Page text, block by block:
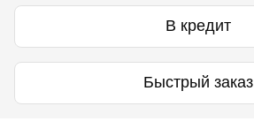
В кредит
Быстрый заказ